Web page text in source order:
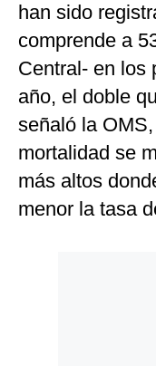
han sido
comprende a
Central- en los
año, el doble
señaló la
mortalidad se
más altos
menor la tasa